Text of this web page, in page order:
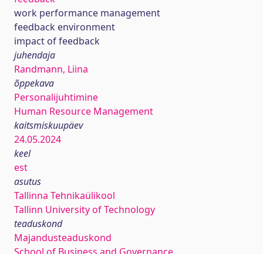
work performance management
feedback environment
impact of feedback
juhendaja
Randmann, Liina
õppekava
Personalijuhtimine
Human Resource Management
kaitsmiskuupäev
24.05.2024
keel
est
asutus
Tallinna Tehnikaülikool
Tallinn University of Technology
teaduskond
Majandusteaduskond